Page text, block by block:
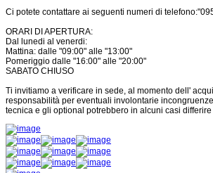
Ci potete contattare ai seguenti numeri di
ORARI DI APERTURA:
Dal lunedi al venerdi:
Mattina: dalle "09:00" alle "13:00"
Pomeriggio dalle "16:00" alle "20:00"
SABATO CHIUSO
Ti invitiamo a verificare in sede, al momento dell'
responsabilità per eventuali involontarie
tecnica e gli optional potrebbero in alcuni casi